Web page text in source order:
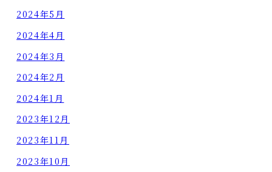
2024年5月
2024年4月
2024年3月
2024年2月
2024年1月
2023年12月
2023年11月
2023年10月